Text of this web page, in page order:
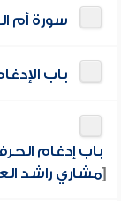
سورة أم
باب
باب إدغام
[مشاري راشد